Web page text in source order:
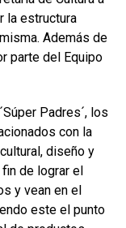
la estructura
Además de
parte del Equipo
Padres´, los
con la
diseño y
de lograr el
y vean en el
este el punto